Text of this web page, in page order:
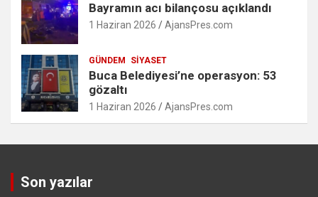
Bayramın acı bilançosu açıklandı
1 Haziran 2026 AjansPres.com
GÜNDEM SIYASET
Buca Belediyesi’ne operasyon: 53
gözaltı
1 Haziran 2026 AjansPres.com
Son yazılar